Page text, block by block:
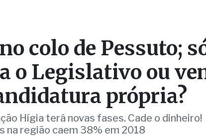
colo de Pessuto;
o Legislativo ou
própria?